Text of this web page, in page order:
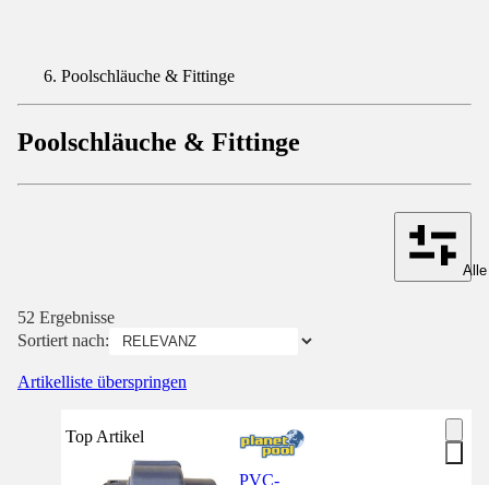
Poolschläuche & Fittinge
Poolschläuche & Fittinge
52 Ergebnisse
Sortiert nach:
Artikelliste überspringen
Top Artikel
PVC-